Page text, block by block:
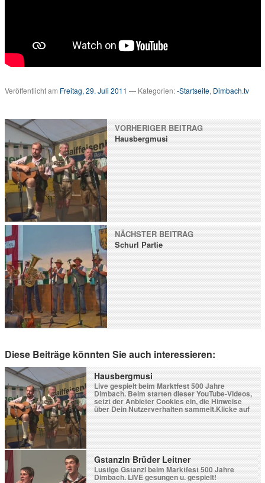
r
V
s
d
e
r
R
e
g
i
o
n
Veröffentlicht am Freitag, 29. Juli 2011 — Kategorien:-Startseite, Dimbach.tv
VORHERIGER BEITRAG
Hausbergmusi
NÄCHSTER BEITRAG
Schurl Partie
Diese Beiträge könnten Sie auch interessieren:
Hausbergmusi
Live gespielt beim Marktfest 500 Jahre
Dimbach. Beim starten dieser YouTube-Videos,
setzt der Anbieter Cookies ein, die Hinweise
über Dein Nutzerverhalten sammelt.Klicke auf
Video laden wenn Du damit einverstanden
bist.Durch das Laden des Videos akzeptierst Du
die Datenschutzerklärung von YouTube.Weitere
Informationen zur Datenschutzrichtlinie von
YouTube findest Du hier: Google - Privacy &
Terms. Blockiere YouTube-Videos […]
Gstanzln Brüder Leitner
Lustige Gstanzl beim Marktfest 500 Jahre
Dimbach. LIVE gesungen u. gespielt!